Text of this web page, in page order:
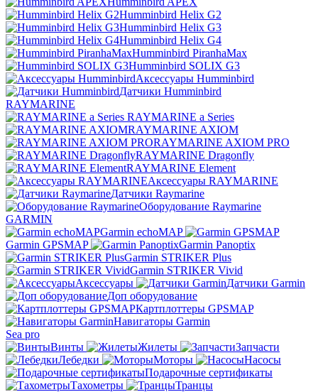
Humminbird Helix G2
Humminbird Helix G3
Humminbird Helix G4
Humminbird PiranhaMax
Humminbird SOLIX G3
Аксессуары Humminbird
Датчики Humminbird
RAYMARINE
RAYMARINE a Series
RAYMARINE AXIOM
RAYMARINE AXIOM PRO
RAYMARINE Dragonfly
RAYMARINE Element
Аксессуары RAYMARINE
Датчики Raymarine
Оборудование Raymarine
GARMIN
Garmin echoMAP
Garmin GPSMAP
Garmin Panoptix
Garmin STRIKER Plus
Garmin STRIKER Vivid
Аксессуары
Датчики Garmin
Доп оборудование
Картплоттеры GPSMAP
Навигаторы Garmin
Sea pro
Винты
Жилеты
Запчасти
Лебедки
Моторы
Насосы
Подарочные сертификаты
Тахометры
Транцы